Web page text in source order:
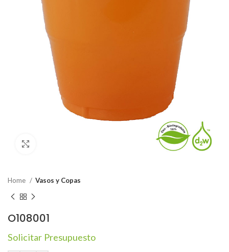
Home Vasos y Copas
O108001
Solicitar Presupuesto